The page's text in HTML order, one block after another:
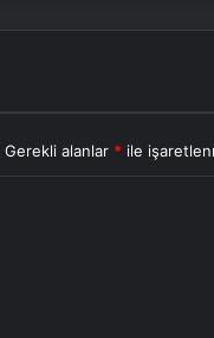
Gerekli alanlar * ile